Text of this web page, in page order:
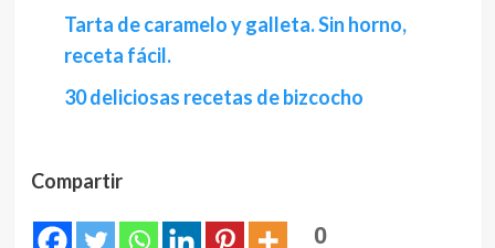
Tarta de caramelo y galleta. Sin horno,
receta fácil.
30 deliciosas recetas de bizcocho
Compartir
0